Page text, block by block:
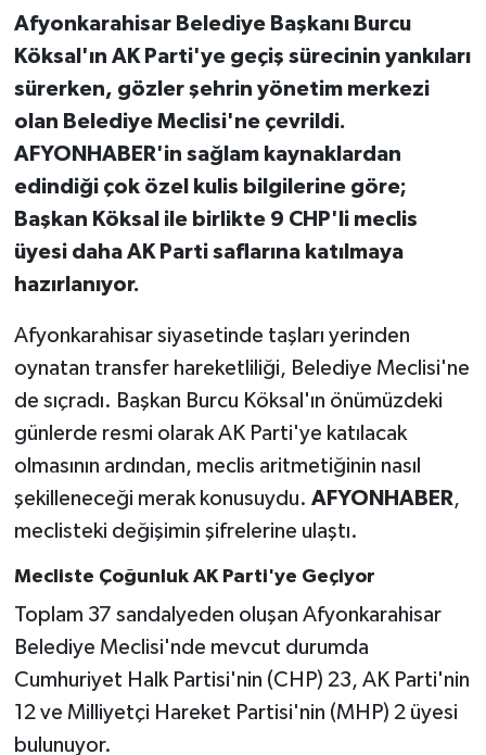
Afyonkarahisar Belediye Başkanı Burcu
Köksal'ın AK Parti'ye geçiş sürecinin yankıları
sürerken, gözler şehrin yönetim merkezi
olan Belediye Meclisi'ne çevrildi.
AFYONHABER'in sağlam kaynaklardan
edindiği çok özel kulis bilgilerine göre;
Başkan Köksal ile birlikte 9 CHP'li meclis
üyesi daha AK Parti saflarına katılmaya
hazırlanıyor.
Afyonkarahisar siyasetinde taşları yerinden
oynatan transfer hareketliliği, Belediye Meclisi'ne
de sıçradı. Başkan Burcu Köksal'ın önümüzdeki
günlerde resmi olarak AK Parti'ye katılacak
olmasının ardından, meclis aritmetiğinin nasıl
şekilleneceği merak konusuydu. AFYONHABER,
meclisteki değişimin şifrelerine ulaştı.
Mecliste Çoğunluk AK Parti'ye Geçiyor
Toplam 37 sandalyeden oluşan Afyonkarahisar
Belediye Meclisi'nde mevcut durumda
Cumhuriyet Halk Partisi'nin (CHP) 23, AK Parti'nin
12 ve Milliyetçi Hareket Partisi'nin (MHP) 2 üyesi
bulunuyor.